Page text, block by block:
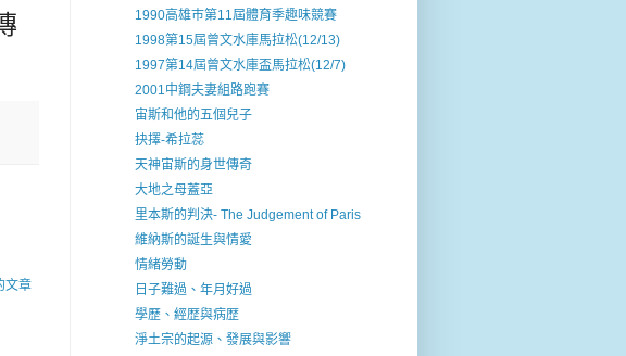
文章
1990高雄巿第11屆體育季趣味競賽
1998第15屆曾文水庫馬拉松(12/13)
1997第14屆曾文水庫盃馬拉松(12/7)
2001中鋼夫妻組路跑賽
宙斯和他的五個兒子
抉擇-希拉蕊
天神宙斯的身世傳奇
大地之母蓋亞
里本斯的判決- The Judgement of Paris
維納斯的誕生與情愛
情緒勞動
日子難過、年月好過
學歷、經歴與病歴
淨土宗的起源、發展與影響